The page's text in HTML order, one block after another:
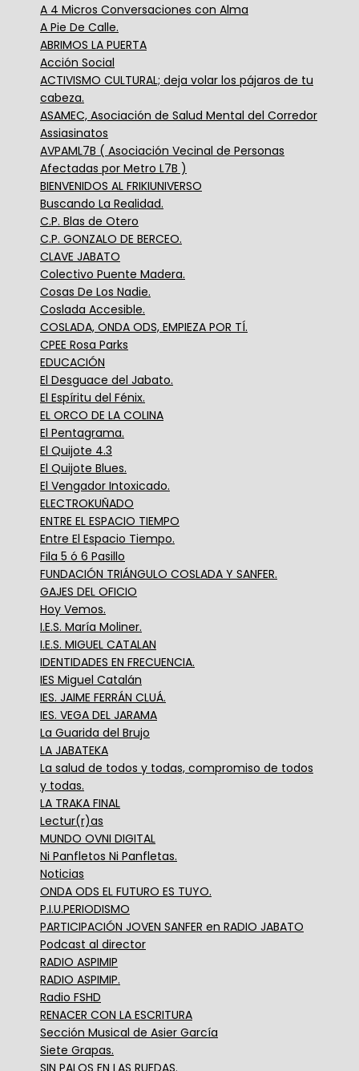
A 4 Micros Conversaciones con Alma
A Pie De Calle.
ABRIMOS LA PUERTA
Acción Social
ACTIVISMO CULTURAL; deja volar los pájaros de tu
cabeza.
ASAMEC, Asociación de Salud Mental del Corredor
Assiasinatos
AVPAML7B ( Asociación Vecinal de Personas
Afectadas por Metro L7B )
BIENVENIDOS AL FRIKIUNIVERSO
Buscando La Realidad.
C.P. Blas de Otero
C.P. GONZALO DE BERCEO.
CLAVE JABATO
Colectivo Puente Madera.
Cosas De Los Nadie.
Coslada Accesible.
COSLADA, ONDA ODS, EMPIEZA POR TÍ.
CPEE Rosa Parks
EDUCACIÓN
El Desguace del Jabato.
El Espíritu del Fénix.
EL ORCO DE LA COLINA
El Pentagrama.
El Quijote 4.3
El Quijote Blues.
El Vengador Intoxicado.
ELECTROKUÑADO
ENTRE EL ESPACIO TIEMPO
Entre El Espacio Tiempo.
Fila 5 ó 6 Pasillo
FUNDACIÓN TRIÁNGULO COSLADA Y SANFER.
GAJES DEL OFICIO
Hoy Vemos.
I.E.S. María Moliner.
I.E.S. MIGUEL CATALAN
IDENTIDADES EN FRECUENCIA.
IES Miguel Catalán
IES. JAIME FERRÁN CLUÁ.
IES. VEGA DEL JARAMA
La Guarida del Brujo
LA JABATEKA
La salud de todos y todas, compromiso de todos
y todas.
LA TRAKA FINAL
Lectur(r)as
MUNDO OVNI DIGITAL
Ni Panfletos Ni Panfletas.
Noticias
ONDA ODS EL FUTURO ES TUYO.
P.I.U.PERIODISMO
PARTICIPACIÓN JOVEN SANFER en RADIO JABATO
Podcast al director
RADIO ASPIMIP
RADIO ASPIMIP.
Radio FSHD
RENACER CON LA ESCRITURA
Sección Musical de Asier García
Siete Grapas.
SIN PALOS EN LAS RUEDAS.